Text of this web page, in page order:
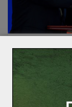
ACTUALITÉS ASIE
RUSSIE ET ESPACES